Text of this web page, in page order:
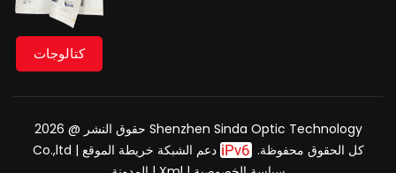
كتالوجات
حقوق النشر @ 2026 Shenzhen Sinda Optic Technology
Co.,ltd كل الحقوق محفوظة.
دعم الشبكة خريطة الموقع |